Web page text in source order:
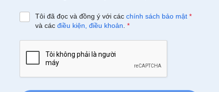
Tôi đã đọc và đồng ý với các chính sách bảo mật *
và các điều kiện, điều khoản *